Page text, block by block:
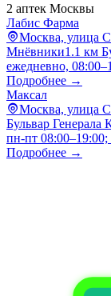
2 аптек Москвы
Лабис Фарма
Москва, улица
Мнёвники1.1 км
ежедневно,
Подробнее →
Максал
Москва, улица
Бульвар Генерала
пн-пт 08:00–19:00;
Подробнее →